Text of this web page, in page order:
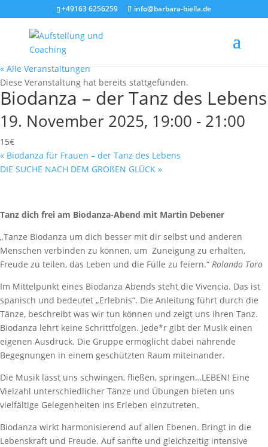
+49163 6256259 info@barbara-biella.de
« Alle Veranstaltungen
Diese Veranstaltung hat bereits stattgefunden.
Biodanza – der Tanz des Lebens
19. November 2025, 19:00 - 21:00
15€
« Biodanza für Frauen – der Tanz des Lebens
DIE SUCHE NACH DEM GROßEN GLÜCK »
Tanz dich frei am Biodanza-Abend mit Martin Debener
„Tanze Biodanza um dich besser mit dir selbst und anderen
Menschen verbinden zu können, um Zuneigung zu erhalten,
Freude zu teilen, das Leben und die Fülle zu feiern.“ Rolando Toro
Im Mittelpunkt eines Biodanza Abends steht die Vivencia. Das ist
spanisch und bedeutet „Erlebnis“. Die Anleitung führt durch die
Tänze, beschreibt was wir tun können und zeigt uns ihren Tanz.
Biodanza lehrt keine Schrittfolgen. Jede*r gibt der Musik einen
eigenen Ausdruck. Die Gruppe ermöglicht dabei nährende
Begegnungen in einem geschützten Raum miteinander.
Die Musik lässt uns schwingen, fließen, springen…LEBEN! Eine
Vielzahl unterschiedlicher Tänze und Übungen bieten uns
vielfältige Gelegenheiten ins Erleben einzutreten.
Biodanza wirkt harmonisierend auf allen Ebenen. Bringt in die
Lebenskraft und Freude. Auf sanfte und gleichzeitig intensive